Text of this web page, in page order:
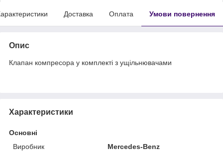
Доставка Оплата Умови повернення
Опис
Клапан компресора у комплекті з ущільнювачами
Характеристики
Основні
Виробник
Mercedes-Benz